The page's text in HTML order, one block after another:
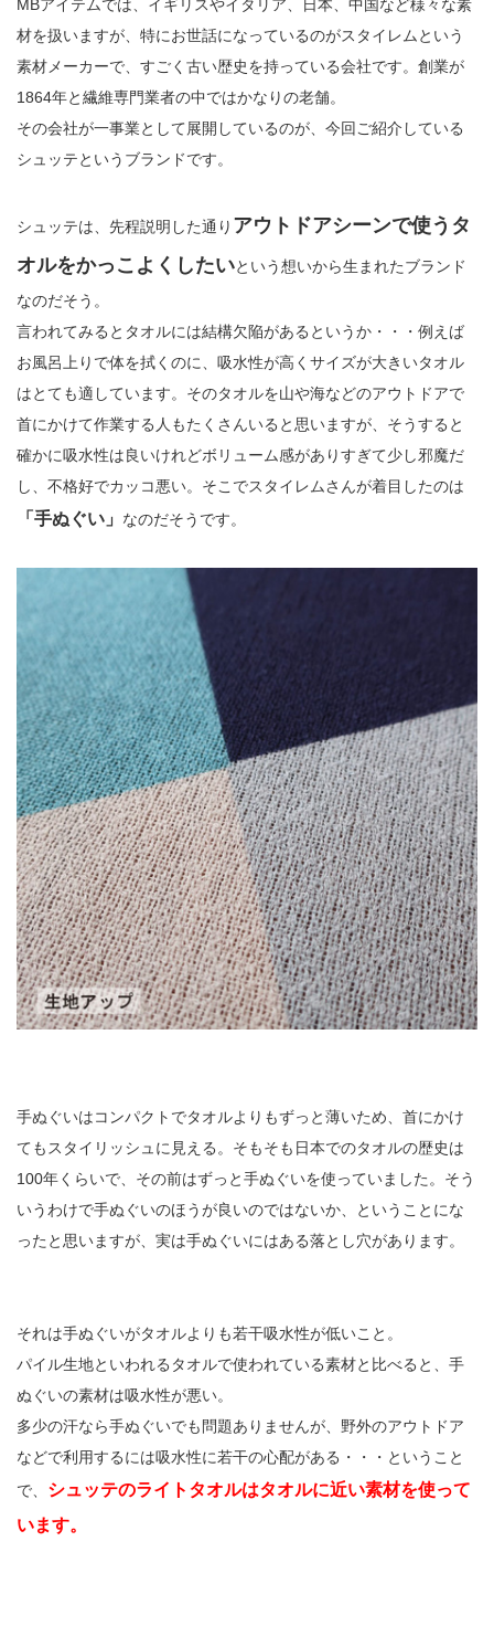
MBアイテムでは、イギリスやイタリア、日本、中国など様々な素
材を扱いますが、特にお世話になっているのがスタイレムという
素材メーカーで、すごく古い歴史を持っている会社です。創業が
1864年と繊維専門業者の中ではかなりの老舗。
その会社が一事業として展開しているのが、今回ご紹介している
シュッテというブランドです。
シュッテは、先程説明した通り アウトドアシーンで使うタ
オルをかっこよくしたいという想いから生まれたブランド
なのだそう。
言われてみるとタオルには結構欠陥があるというか・・・例えば
お風呂上りで体を拭くのに、吸水性が高くサイズが大きいタオル
はとても適しています。そのタオルを山や海などのアウトドアで
首にかけて作業する人もたくさんいると思いますが、そうすると
確かに吸水性は良いけれどボリューム感がありすぎて少し邪魔だ
し、不格好でカッコ悪い。そこでスタイレムさんが着目したのは
「手ぬぐい」 なのだそうです。
手ぬぐいはコンパクトでタオルよりもずっと薄いため、首にかけ
てもスタイリッシュに見える。そもそも日本でのタオルの歴史は
100年くらいで、その前はずっと手ぬぐいを使っていました。そう
いうわけで手ぬぐいのほうが良いのではないか、ということにな
ったと思いますが、実は手ぬぐいにはある落とし穴があります。
それは手ぬぐいがタオルよりも若干吸水性が低いこと。
パイル生地といわれるタオルで使われている素材と比べると、手
ぬぐいの素材は吸水性が悪い。
多少の汗なら手ぬぐいでも問題ありませんが、野外のアウトドア
などで利用するには吸水性に若干の心配がある・・・ということ
で、 シュッテのライトタオルはタオルに近い素材を使って
います。